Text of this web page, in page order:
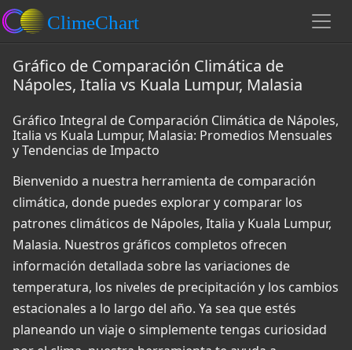
Gráfico de Comparación Climática de
Nápoles, Italia vs Kuala Lumpur, Malasia
Gráfico Integral de Comparación Climática de Nápoles,
Italia vs Kuala Lumpur, Malasia: Promedios Mensuales
y Tendencias de Impacto
Bienvenido a nuestra herramienta de comparación
climática, donde puedes explorar y comparar los
patrones climáticos de Nápoles, Italia y Kuala Lumpur,
Malasia. Nuestros gráficos completos ofrecen
información detallada sobre las variaciones de
temperatura, los niveles de precipitación y los cambios
estacionales a lo largo del año. Ya sea que estés
planeando un viaje o simplemente tengas curiosidad